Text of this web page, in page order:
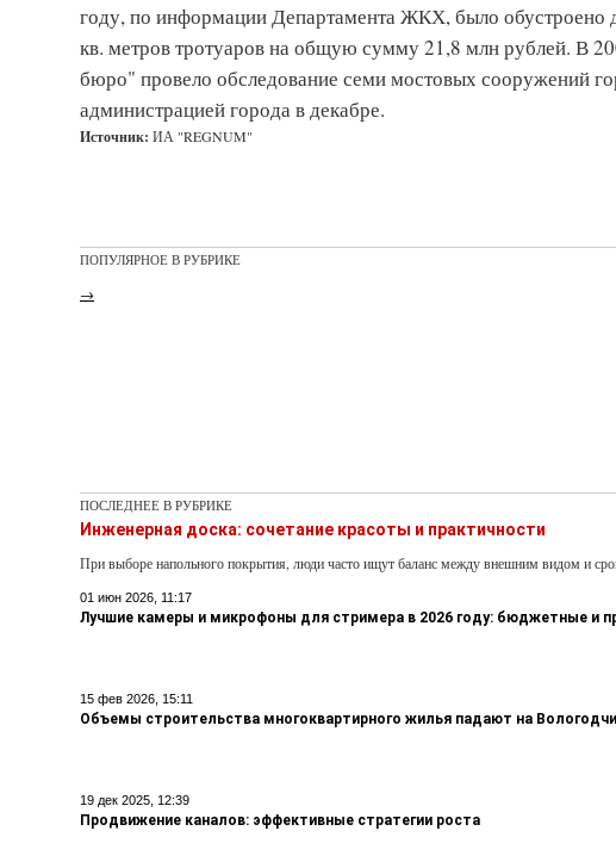
году, по информации Департамента ЖКХ, было обустроено
кв. метров тротуаров на общую сумму 21,8 млн рублей. В
бюро" провело обследование семи мостовых сооружений
администрацией города в декабре.
Источник: ИА "REGNUM"
ПОПУЛЯРНОЕ В РУБРИКЕ
→
ПОСЛЕДНЕЕ В РУБРИКЕ
Инженерная доска: сочетание красоты и практичности
При выборе напольного покрытия, люди часто ищут баланс между внешним видом и
01 июн 2026, 11:17
Лучшие камеры и микрофоны для стримера в 2026 году: бюджетные и
15 фев 2026, 15:11
Объемы строительства многоквартирного жилья падают на
19 дек 2025, 12:39
Продвижение каналов: эффективные стратегии роста